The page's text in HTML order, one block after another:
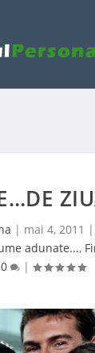
| mai 4, 2011 |
adunate...,
0 |